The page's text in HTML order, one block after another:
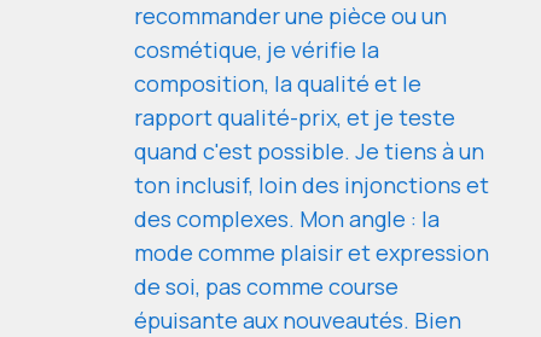
recommander une pièce ou un
cosmétique, je vérifie la
composition, la qualité et le
rapport qualité-prix, et je teste
quand c'est possible. Je tiens à un
ton inclusif, loin des injonctions et
des complexes. Mon angle : la
mode comme plaisir et expression
de soi, pas comme course
épuisante aux nouveautés. Bien